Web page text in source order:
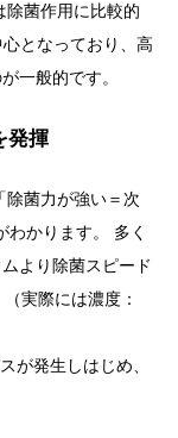
除菌作用に比較的
となっており、高
一般的です。
発揮
除菌力が強い＝次
かります。 多く
より除菌スピード
実際には濃度：
が発生しはじめ、